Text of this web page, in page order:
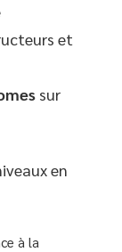
et
sur
en
à la